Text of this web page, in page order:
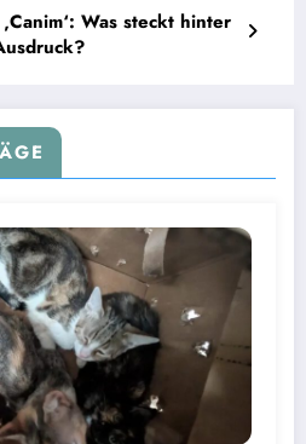
Was steckt hinter